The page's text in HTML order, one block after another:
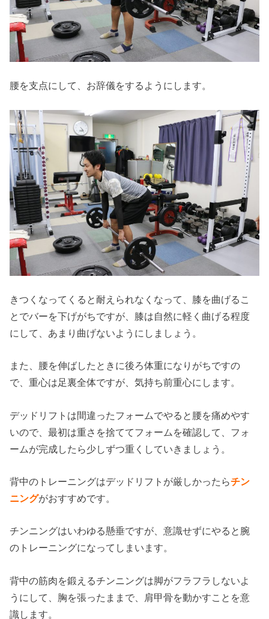
腰を支点にして、お辞儀をするようにします。
きつくなってくると耐えられなくなって、膝を曲げるこ
とでバーを下げがちですが、膝は自然に軽く曲げる程度
にして、あまり曲げないようにしましょう。
また、腰を伸ばしたときに後ろ体重になりがちですの
で、重心は足裏全体ですが、気持ち前重心にします。
デッドリフトは間違ったフォームでやると腰を痛めやす
いので、最初は重さを捨ててフォームを確認して、フォ
ームが完成したら少しずつ重くしていきましょう。
背中のトレーニングはデッドリフトが厳しかったらチン
ニングがおすすめです。
チンニングはいわゆる懸垂ですが、意識せずにやると腕
のトレーニングになってしまいます。
背中の筋肉を鍛えるチンニングは脚がフラフラしないよ
うにして、胸を張ったままで、肩甲骨を動かすことを意
識します。